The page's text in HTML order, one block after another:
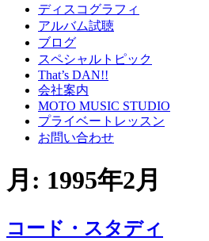
ディスコグラフィ
アルバム試聴
ブログ
スペシャルトピック
That’s DAN!!
会社案内
MOTO MUSIC STUDIO
プライベートレッスン
お問い合わせ
月: 1995年2月
コード・スタディ